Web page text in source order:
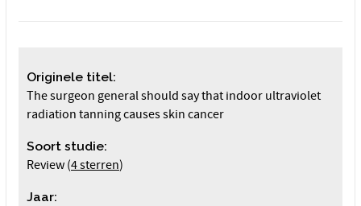
Originele titel:
The surgeon general should say that indoor ultraviolet
radiation tanning causes skin cancer
Soort studie:
Review (4 sterren)
Jaar: